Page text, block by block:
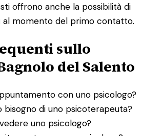
offrono anche la possibilità di
al momento del primo contatto.
sullo
del Salento
con uno psicologo?
bisogno di uno psicoterapeuta?
uno psicologo?